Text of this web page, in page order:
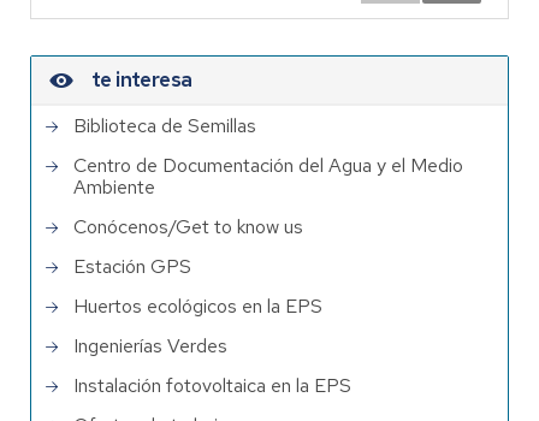
te interesa
Biblioteca de Semillas
Centro de Documentación del Agua y el Medio
Ambiente
Conócenos/Get to know us
Estación GPS
Huertos ecológicos en la EPS
Ingenierías Verdes
Instalación fotovoltaica en la EPS